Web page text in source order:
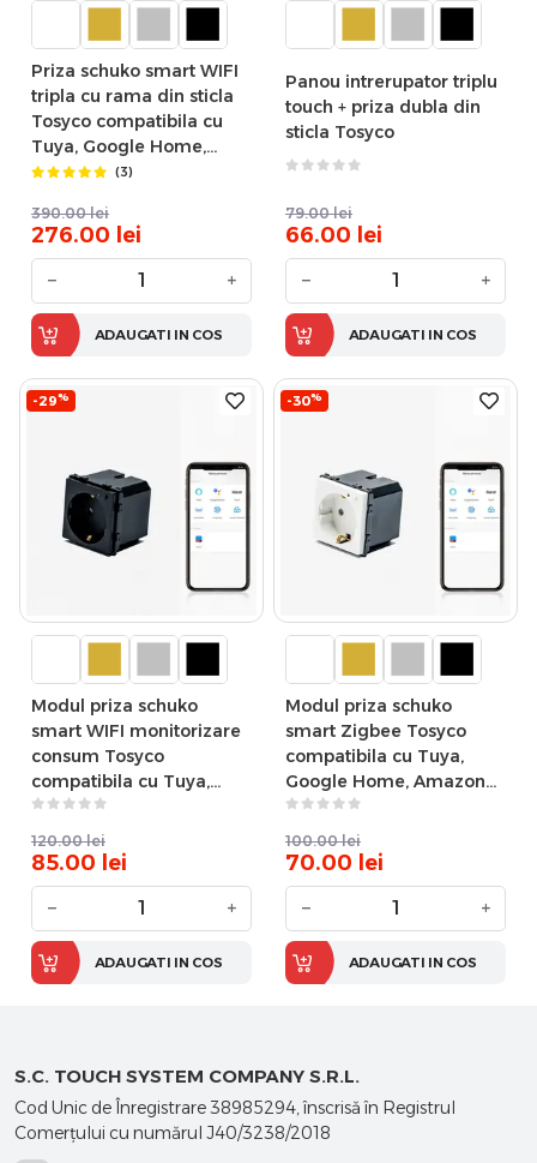
Priza schuko smart WIFI
tripla cu rama din sticla
Tosyco compatibila cu
Tuya, Google Home,
Amazon Alexa
(3)
390.00 lei
276.00 lei
− +
ADAUGATI IN COS
Panou intrerupator triplu
touch + priza dubla din
sticla Tosyco
79.00 lei
66.00 lei
− +
ADAUGATI IN COS
-29%
Modul priza schuko
smart WIFI monitorizare
consum Tosyco
compatibila cu Tuya,
Google Home, Amazon
Alexa
120.00 lei
85.00 lei
− +
ADAUGATI IN COS
-30%
Modul priza schuko
smart Zigbee Tosyco
compatibila cu Tuya,
Google Home, Amazon
Alexa
100.00 lei
70.00 lei
− +
ADAUGATI IN COS
S.C. TOUCH SYSTEM COMPANY S.R.L.
Cod Unic de Înregistrare 38985294, înscrisă în Registrul
Comerţului cu numărul J40/3238/2018